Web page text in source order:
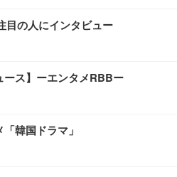
目の人にインタビュー
ース】ーエンタメRBBー
韓国ドラマ」